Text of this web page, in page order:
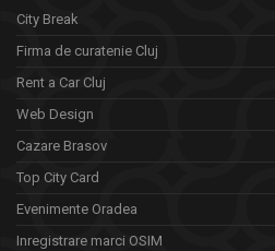
City Break
Firma de curatenie Cluj
Rent a Car Cluj
Web Design
Cazare Brasov
Top City Card
Evenimente Oradea
Inregistrare marci OSIM